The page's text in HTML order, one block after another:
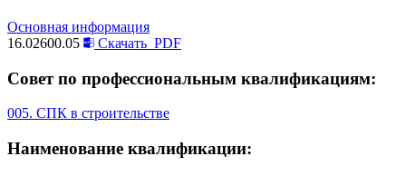
Основная информация
16.02600.05
Скачать PDF
Совет по профессиональным квалификациям:
005. СПК в строительстве
Наименование квалификации: